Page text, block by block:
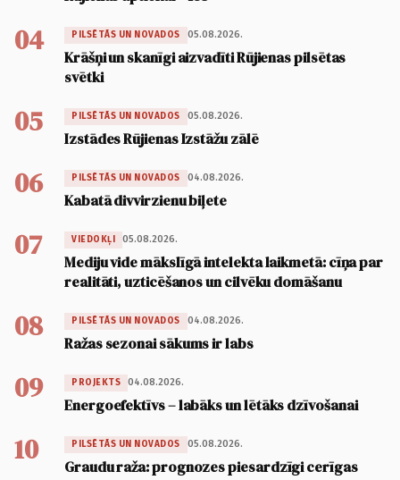
04 PILSĒTĀS UN NOVADOS 05.08.2026.
Krāšņi un skanīgi aizvadīti Rūjienas pilsētas
svētki
05 PILSĒTĀS UN NOVADOS 05.08.2026.
Izstādes Rūjienas Izstāžu zālē
06 PILSĒTĀS UN NOVADOS 04.08.2026.
Kabatā divvirzienu biļete
07 VIEDOKĻI 05.08.2026.
Mediju vide mākslīgā intelekta laikmetā: cīņa par
realitāti, uzticēšanos un cilvēku domāšanu
08 PILSĒTĀS UN NOVADOS 04.08.2026.
Ražas sezonai sākums ir labs
09 PROJEKTS 04.08.2026.
Energoefektīvs – labāks un lētāks dzīvošanai
10 PILSĒTĀS UN NOVADOS 05.08.2026.
Graudu raža: prognozes piesardzīgi cerīgas